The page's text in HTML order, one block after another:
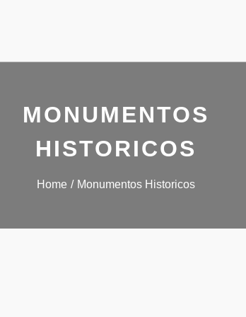
MONUMENTOS
HISTORICOS
Home Monumentos Historicos